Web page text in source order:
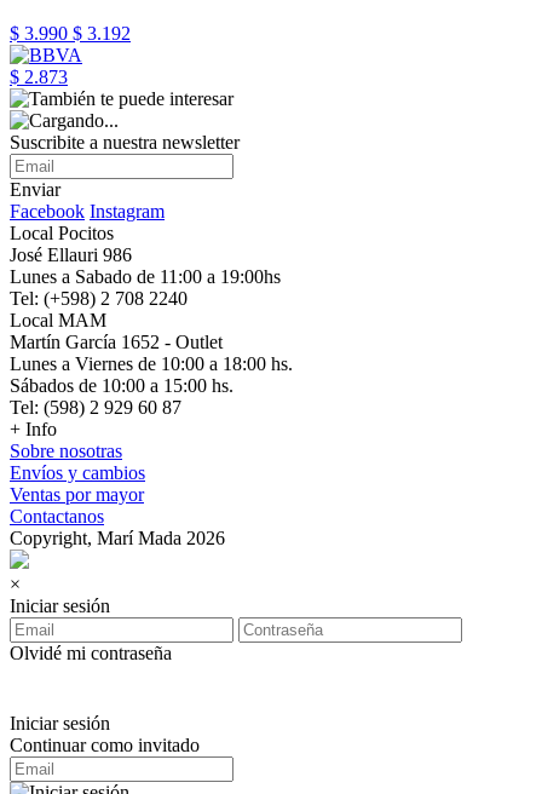
$ 3.990 $ 3.192
$ 2.873
Suscribite a nuestra newsletter
Enviar
Facebook Instagram
Local Pocitos
José Ellauri 986
Lunes a Sabado de 11:00 a 19:00hs
Tel: (+598) 2 708 2240
Local MAM
Martín García 1652 - Outlet
Lunes a Viernes de 10:00 a 18:00 hs.
Sábados de 10:00 a 15:00 hs.
Tel: (598) 2 929 60 87
+ Info
Sobre nosotras
Envíos y cambios
Ventas por mayor
Contactanos
Copyright, Marí Mada 2026
×
Iniciar sesión
Olvidé mi contraseña
Iniciar sesión
Continuar como invitado